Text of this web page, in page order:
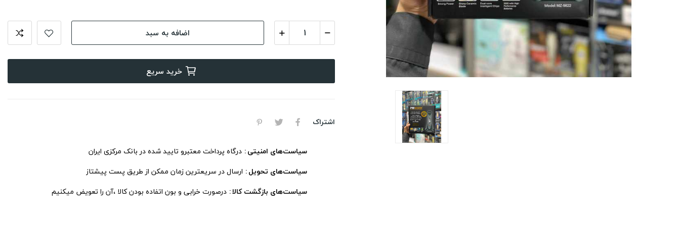
اضافه به سبد
خرید سریع
اشتراک
سیاست‌های امنیتی درگاه پرداخت معتبرو تایید شده در بانک مرکزی ایران
سیاست‌های تحویل ارسال در سریعترین زمان ممکن از طریق پست پیشتاز
سیاست‌های بازگشت کالا درصورت خرابی و بون اتفاده بودن کالا ،آن را تعویض میکنیم